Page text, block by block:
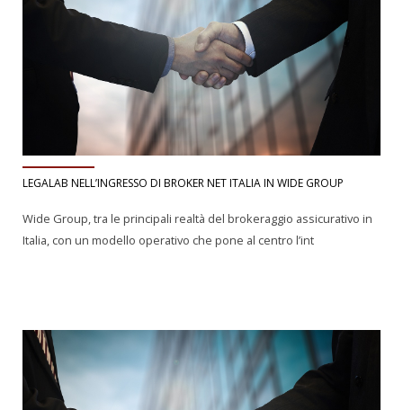
LEGALAB NELL’INGRESSO DI BROKER NET ITALIA IN WIDE GROUP
Wide Group, tra le principali realtà del brokeraggio assicurativo in
Italia, con un modello operativo che pone al centro l’int